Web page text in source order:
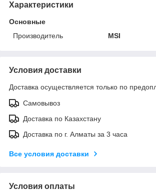
Характеристики
Основные
Производитель
MSI
Условия доставки
Доставка осуществляется только по
Самовывоз
Доставка по Казахстану
Доставка по г. Алматы за 3 часа
Все условия доставки
Условия оплаты